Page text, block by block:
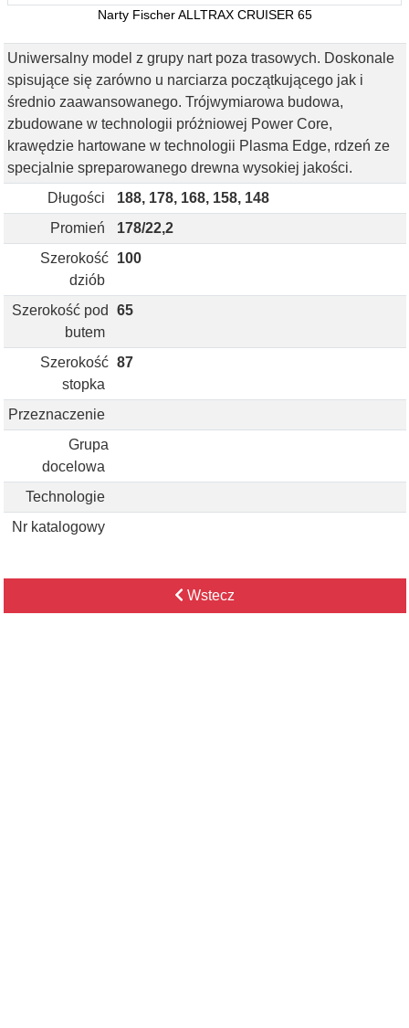
Narty Fischer ALLTRAX CRUISER 65
Uniwersalny model z grupy nart poza trasowych. Doskonale
spisujące się zarówno u narciarza początkującego jak i
średnio zaawansowanego. Trójwymiarowa budowa,
zbudowane w technologii próżniowej Power Core,
krawędzie hartowane w technologii Plasma Edge, rdzeń ze
specjalnie spreparowanego drewna wysokiej jakości.
Długości
188, 178, 168, 158, 148
Promień
178/22,2
Szerokość
dziób
100
Szerokość pod
butem
65
Szerokość
stopka
87
Przeznaczenie
Grupa
docelowa
Technologie
Nr katalogowy
Wstecz